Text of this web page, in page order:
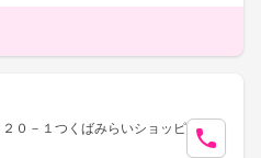
０－１つくばみらいショッピ